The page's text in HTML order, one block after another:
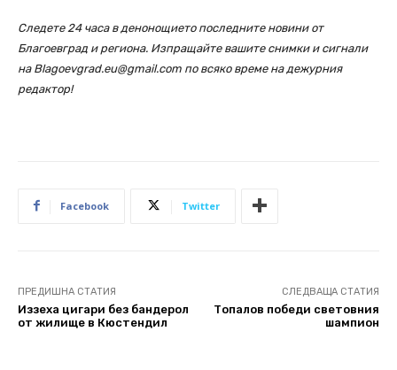
Следете 24 часа в денонощието последните новини от
Благоевград и региона. Изпращайте вашите снимки и сигнали
на Blagoevgrad.eu@gmail.com по всяко време на дежурния
редактор!
Facebook Twitter
ПРЕДИШНА СТАТИЯ
Иззеха цигари без бандерол
от жилище в Кюстендил
СЛЕДВАЩА СТАТИЯ
Топалов победи световния
шампион